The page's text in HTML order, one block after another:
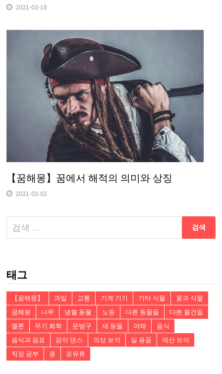
2021-02-18
【꿈해몽】꿈에서 해적의 의미와 상징
2021-02-02
다
음
태그
【꿈해몽】 과일 교통 기계 기기 기타 식물
꽃과 식물
꿈해몽
나무 냉혈 동물 노동 다른 동물들
다른 물건들
멜론
무기 화학 문방구 새 동물 야채
음식
음식과 음료
음악 댄스 의상 보석 일 용품
재산 보석
직장 공부
콩 포유류